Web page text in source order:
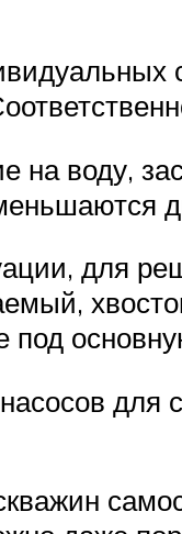
на воду,
для
под
для